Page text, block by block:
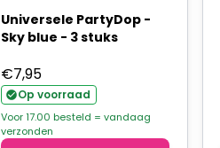
Universele PartyDop -
Sky blue - 3 stuks
€7,95
Op voorraad
Voor 17.00 besteld = vandaag
verzonden